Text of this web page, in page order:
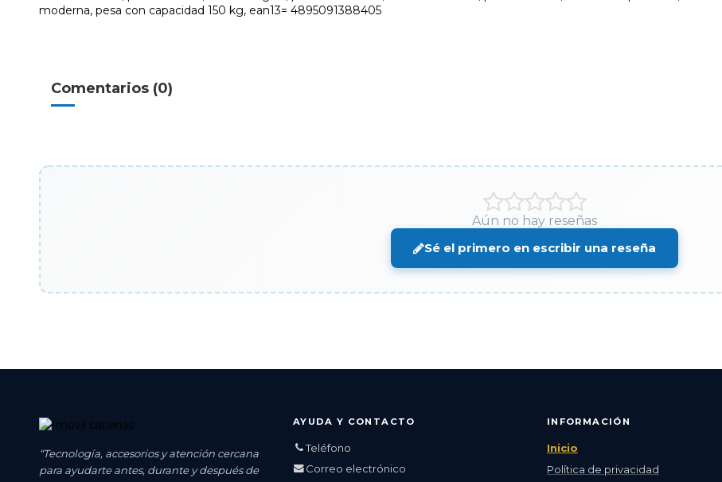
moderna, pesa con capacidad 150 kg, ean13= 4895091388405
Comentarios (0)
Aún no hay reseñas
Sé el primero en escribir una reseña
“Tecnología, accesorios y atención cercana
para ayudarte antes, durante y después de
AYUDA Y CONTACTO
Teléfono
Correo electrónico
INFORMACIÓN
Inicio
Política de privacidad